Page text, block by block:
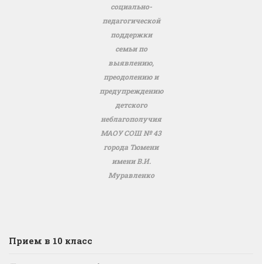
социально-
педагогической
поддержки
семьи по
выявлению,
преодолению и
предупреждению
детского
неблагополучия
МАОУ СОШ № 43
города Тюмени
имени В.И.
Муравленко
Прием в 10 класс